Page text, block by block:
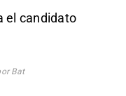
el candidato
Bat